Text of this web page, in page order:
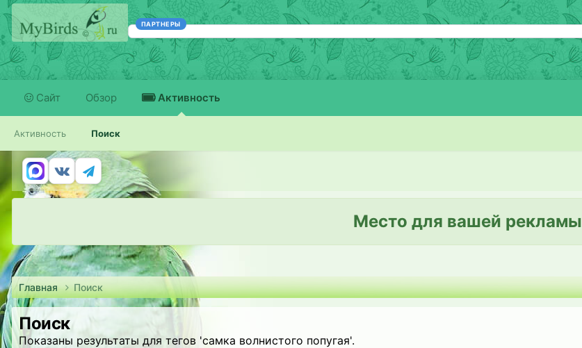
ПАРТНЕРЫ
Сайт Обзор Активность
Активность Поиск
Место для вашей рекламы
Главная Поиск
Поиск
Показаны результаты для тегов 'самка волнистого попугая'.